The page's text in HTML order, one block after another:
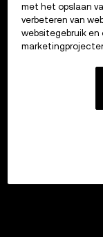
met het opslaan
verbeteren van
websitegebruik en